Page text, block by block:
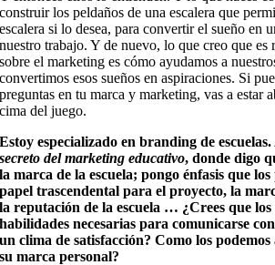
construir los peldaños de una escalera que
escalera si lo desea, para convertir el sueño en
nuestro trabajo. Y de nuevo, lo que creo que es
sobre el marketing es cómo ayudamos a
convertimos esos sueños en aspiraciones. Si
preguntas en tu marca y marketing, vas a estar
cima del juego.
Estoy especializado en branding de
secreto del marketing educativo, donde digo
la marca de la escuela; pongo énfasis que
papel trascendental para el proyecto, la
la reputación de la escuela … ¿Crees que los
habilidades necesarias para comunicarse
un clima de satisfacción? Como los
su marca personal?